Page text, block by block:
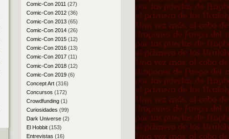
Comic-Con 2011 (27)
Comic-Con 2012(36)
Comic-Con 2013(65)
Comic-Con 2014(26)
Comic-Con 2015(12)
Comic-Con 2016(13)
Comic-Con 2017(11)
Comic-Con 2018(12)
Comic-Con 2019(6)
Concept Art(316)
Concursos (172)
Crowdfunding(1)
Curiosidades (99)
Dark Universe(2)
El Hobbit(153)
Entrevistas (16)